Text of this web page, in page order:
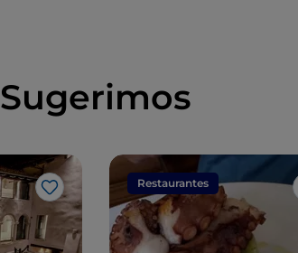
Sugerimos
Me gusta
Restaurantes